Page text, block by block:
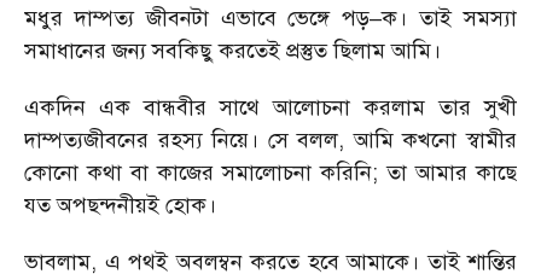
মধুর দাম্পত্য জীবনটা এভাবে ভেঙ্গে পড়–ক। তাই সমস্যা
সমাধানের জন্য সবকিছু করতেই প্রস্তুত ছিলাম আমি।
একদিন এক বান্ধবীর সাথে আলোচনা করলাম তার সুখী
দাম্পত্যজীবনের রহস্য নিয়ে। সে বলল, আমি কখনো স্বামীর
কোনো কথা বা কাজের সমালোচনা করিনি; তা আমার কাছে
যত অপছন্দনীয়ই হোক।
ভাবলাম, এ পথই অবলম্বন করতে হবে আমাকে। তাই শান্তির